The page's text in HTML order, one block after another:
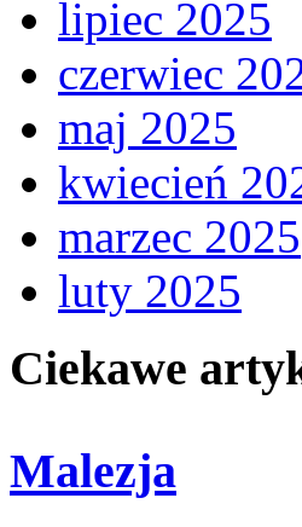
lipiec 2025
czerwiec
maj 2025
kwiecień
marzec 2025
luty 2025
Ciekawe
Malezja